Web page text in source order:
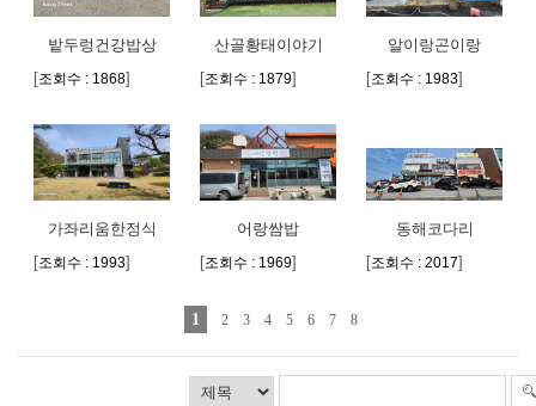
밭두렁건강밥상
[조회수 : 1868]
산골황태이야기
[조회수 : 1879]
알이랑곤이랑
[조회수 : 1983]
가좌리움한정식
[조회수 : 1993]
어랑쌈밥
[조회수 : 1969]
동해코다리
[조회수 : 2017]
1 2 3 4 5 6 7 8